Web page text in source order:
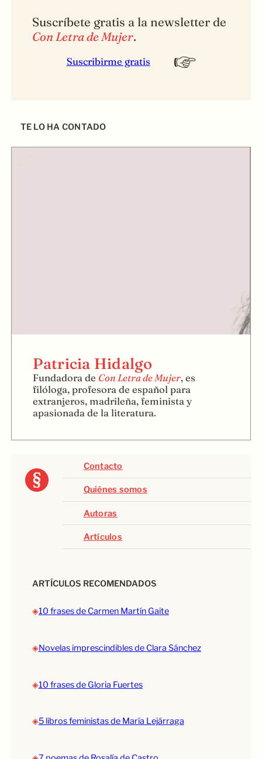
Suscríbete gratis a la newsletter de
Con Letra de Mujer.
Suscribirme gratis
TE LO HA CONTADO
Patricia Hidalgo
Fundadora de Con Letra de Mujer, es
filóloga, profesora de español para
extranjeros, madrileña, feminista y
apasionada de la literatura.
Contacto
Quiénes somos
Autoras
Artículos
ARTÍCULOS RECOMENDADOS
◈10 frases de Carmen Martín Gaite
◈Novelas imprescindibles de Clara Sánchez
◈10 frases de Gloria Fuertes
◈5 libros feministas de María Lejárraga